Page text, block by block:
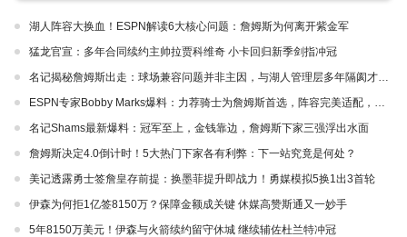
湖人阵容大换血！ESPN解读6大核心问题：詹姆斯为何离开紫金军
猛龙官宣：多年合同续约主帅拉贾科维奇 小卡回归新季剑指冲冠
名记揭秘詹姆斯出走：球场兼容问题并非主因，与湖人管理层多年隔阂才是真正导火索
ESPN专家Bobby Marks爆料：力荐骑士为詹姆斯首选，阵容完美适配，家乡情怀加分
名记Shams最新爆料：冠军至上，金钱靠边，詹姆斯下家三强浮出水面
詹姆斯决定4.0倒计时！5大热门下家各有利弊：下一站究竟是何处？
美记透露勇士签詹皇存前提：换墨菲提升即战力！勇媒模拟5换1出3首轮
伊森为何拒1亿签8150万？保障金额成关键 休媒高赞斯通又一妙手
5年8150万美元！伊森与火箭续约留守休城 继续辅佐杜兰特冲冠